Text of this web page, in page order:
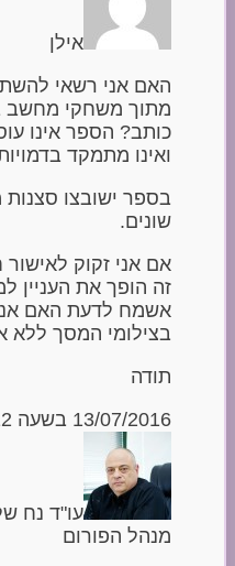
אילן
האם אני רשאי
מתוך משחקי מחשב
כותב? הספר אינו
ואינו מתמקד
בספר ישובצו
שונים.
אם אני זקוק
זה הופך את העניין
אשמח לדעת האם
בצילומי המסך ללא
תודה
13/07/2016 בשעה 13:12
עו"ד נח
מנהל הפורום